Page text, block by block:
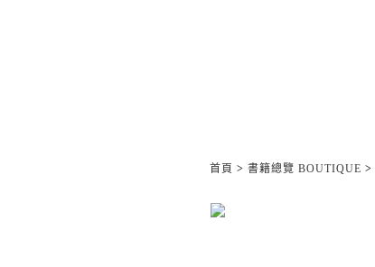
首頁 > 書籍總覽 BOUTIQUE >